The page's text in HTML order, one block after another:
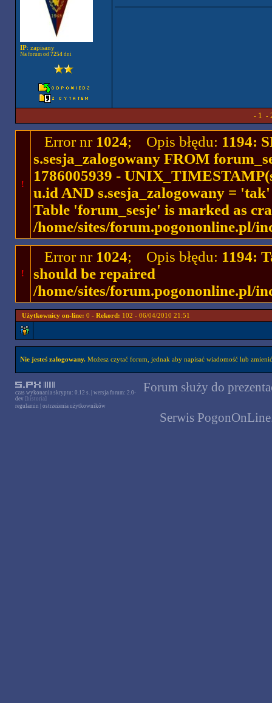
IP: zapisany
Na forum od 7254dni
- 1 -
!
Error nr 1024; Opis błędu: 1194:
s.sesja_zalogowany FROM
1786005939 -
u.id AND s.sesja_zalogowany =
Table 'forum_sesje' is marked as
/home/sites/forum.pogononline.pl/
!
Error nr 1024; Opis błędu: 1194:
should be repaired
/home/sites/forum.pogononline.pl/
Użytkownicy on-line: 0 - Rekord: 102 - 06/04/2010 21:51
Nie jesteś zalogowany.Możesz czytać forum, jednak aby napisać wiadomość lub
czas wykonania skryptu: 0.12 s. | wersja forum: 2.0-
dev [historia]
regulamin
ostrzeżenia użytkowników
Forum służy do
Serwis